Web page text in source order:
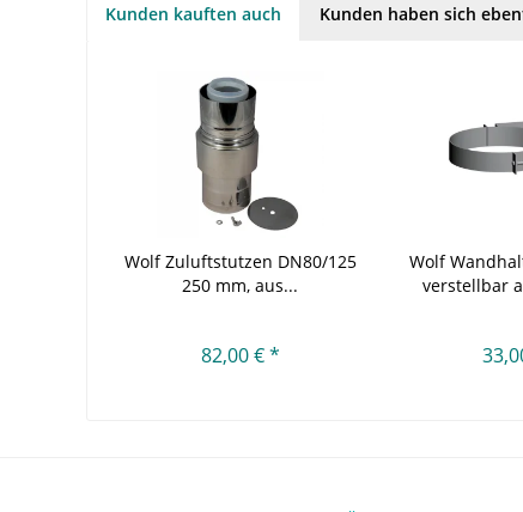
Kunden kauften auch Kunden haben sich
Wolf Zuluftstutzen DN80/125
250 mm, aus...
82,00 € *
Wolf
verstellbar